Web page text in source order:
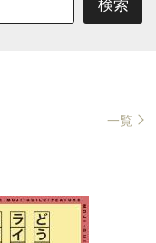
一覧